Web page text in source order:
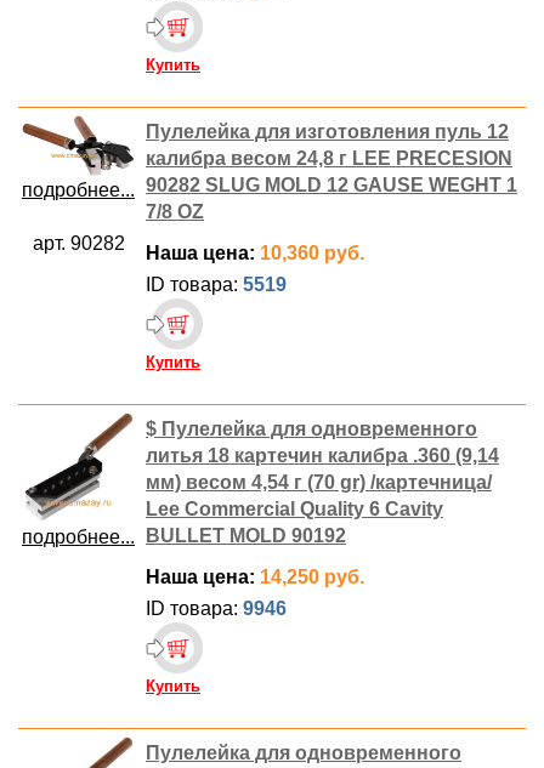
Купить
подробнее...
арт. 90282
Пулелейка для изготовления пуль 12
калибра весом 24,8 г LEE PRECESION
90282 SLUG MOLD 12 GAUSE WEGHT 1
7/8 OZ
Наша цена: 10,360 руб.
ID товара: 5519
Купить
подробнее...
$ Пулелейка для одновременного
литья 18 картечин калибра .360 (9,14
мм) весом 4,54 г (70 gr) /картечница/
Lee Commercial Quality 6 Cavity
BULLET MOLD 90192
Наша цена: 14,250 руб.
ID товара: 9946
Купить
Пулелейка для одновременного